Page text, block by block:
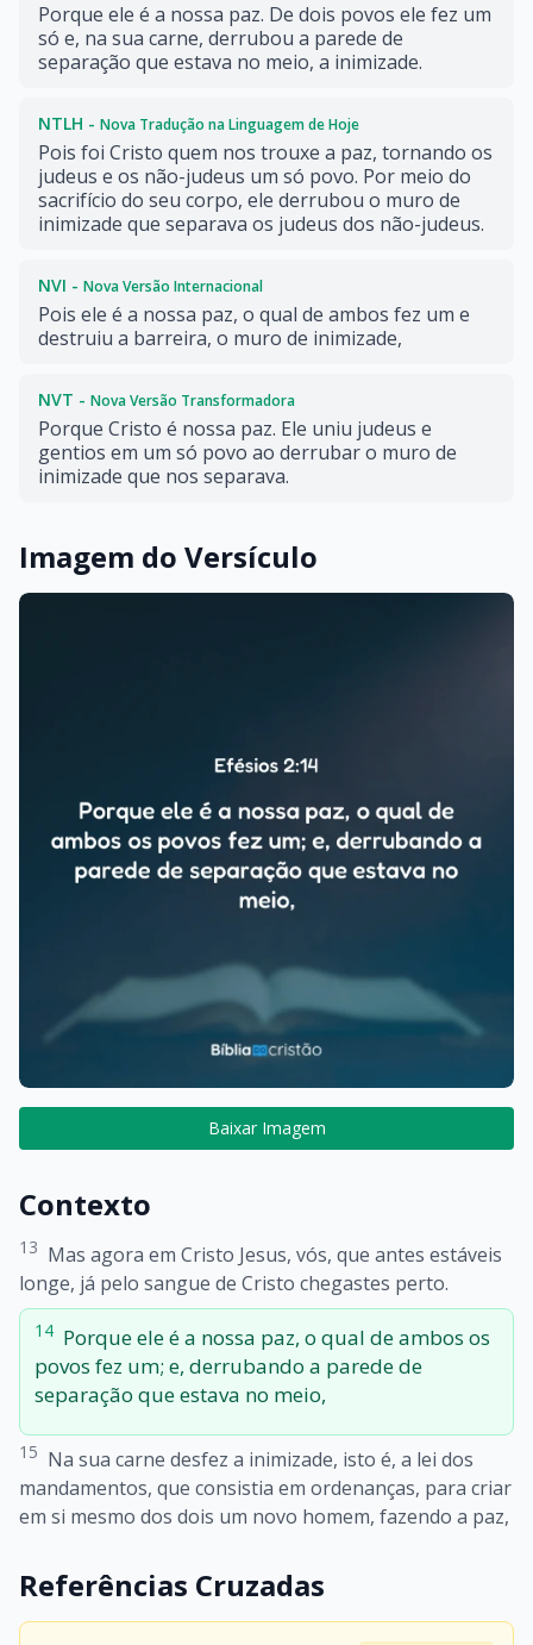
Porque ele é a nossa paz. De dois povos ele fez um
só e, na sua carne, derrubou a parede de
separação que estava no meio, a inimizade.
NTLH - Nova Tradução na Linguagem de Hoje
Pois foi Cristo quem nos trouxe a paz, tornando os
judeus e os não-judeus um só povo. Por meio do
sacrifício do seu corpo, ele derrubou o muro de
inimizade que separava os judeus dos não-judeus.
NVI - Nova Versão Internacional
Pois ele é a nossa paz, o qual de ambos fez um e
destruiu a barreira, o muro de inimizade,
NVT - Nova Versão Transformadora
Porque Cristo é nossa paz. Ele uniu judeus e
gentios em um só povo ao derrubar o muro de
inimizade que nos separava.
Imagem do Versículo
Baixar Imagem
Contexto
13 Mas agora em Cristo Jesus, vós, que antes estáveis
longe, já pelo sangue de Cristo chegastes perto.
14 Porque ele é a nossa paz, o qual de ambos os
povos fez um; e, derrubando a parede de
separação que estava no meio,
15 Na sua carne desfez a inimizade, isto é, a lei dos
mandamentos, que consistia em ordenanças, para criar
em si mesmo dos dois um novo homem, fazendo a paz,
Referências Cruzadas